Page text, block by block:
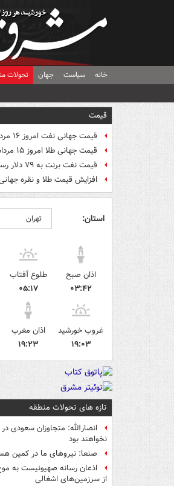
خانه سیاست جهان تحولات
قیمت
قیمت جهانی نفت امروز ۱۶ مرداد
قیمت جهانی طلا امروز ۱۵ مرداد
قیمت نفت برنت به ۷۹ دلار رسید
افزایش قیمت طلا و نقره
استان:
اذان صبح
۰۳:۴۲
طلوع آفتاب
۰۵:۱۷
غروب خورشید
۱۹:۰۳
اذان مغرب
۱۹:۲۳
تازه های تحولات منطقه
انصارالله: متجاوزان سعودی
نخواهند بود
صنعا: نیروهای ما در کمین‌
اذعان رسانه صهیونیست به
از سرزمین‌های اشغالی